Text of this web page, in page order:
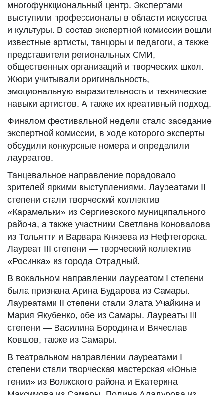
многофункциональный центр. Экспертами
выступили профессионалы в области искусства
и культуры. В состав экспертной комиссии вошли
известные артисты, танцоры и педагоги, а также
представители региональных СМИ,
общественных организаций и творческих школ.
Жюри учитывали оригинальность,
эмоциональную выразительность и технические
навыки артистов. А также их креативный подход.
Финалом фестивальной недели стало заседание
экспертной комиссии, в ходе которого эксперты
обсудили конкурсные номера и определили
лауреатов.
Танцевальное направление порадовало
зрителей яркими выступлениями. Лауреатами II
степени стали творческий коллектив
«Карамельки» из Сергиевского муниципального
района, а также участники Светлана Коновалова
из Тольятти и Варвара Князева из Нефтегорска.
Лауреат III степени — творческий коллектив
«Росинка» из города Отрадный.
В вокальном направлении лауреатом I степени
была признана Арина Бударова из Самары.
Лауреатами II степени стали Злата Учайкина и
Мария Якубенко, обе из Самары. Лауреаты III
степени — Василина Бородина и Вячеслав
Ковшов, также из Самары.
В театральном направлении лауреатами I
степени стали творческая мастерская «Юные
гении» из Волжского района и Екатерина